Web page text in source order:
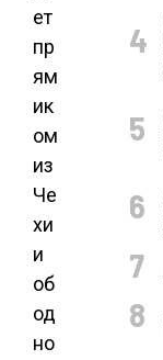
ет
пр
ям
ик
ом
из
Че
хи
и
об
од
но